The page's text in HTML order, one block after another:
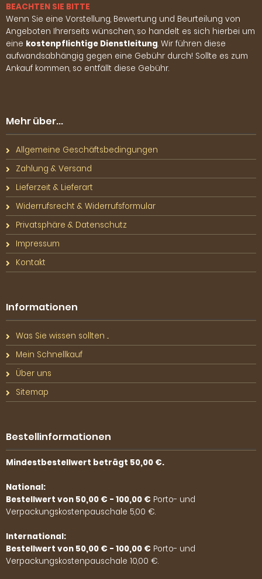
BEACHTEN SIE BITTE
Wenn Sie eine Vorstellung, Bewertung und Beurteilung von
Angeboten Ihrerseits wünschen, so handelt es sich hierbei um
eine kostenpflichtige Dienstleitung. Wir führen diese
aufwandsabhängig gegen eine Gebühr durch! Sollte es zum
Ankauf kommen, so entfällt diese Gebühr.
Mehr über...
Allgemeine Geschäftsbedingungen
Zahlung & Versand
Lieferzeit & Lieferart
Widerrufsrecht & Widerrufsformular
Privatsphäre & Datenschutz
Impressum
Kontakt
Informationen
Was Sie wissen sollten ...
Mein Schnellkauf
Über uns
Sitemap
Bestellinformationen
Mindestbestellwert beträgt 50,00 €.
National:
Bestellwert von 50,00 € - 100,00 € Porto- und
Verpackungskostenpauschale 5,00 €.
International:
Bestellwert von 50,00 € - 100,00 € Porto- und
Verpackungskostenpauschale 10,00 €.